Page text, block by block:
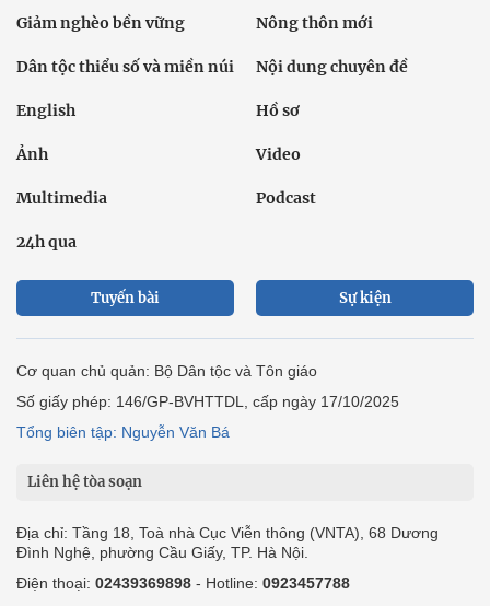
Giảm nghèo bền vững Nông thôn mới
Dân tộc thiểu số và miền núi Nội dung chuyên đề
English Hồ sơ
Ảnh Video
Multimedia Podcast
24h qua
Tuyến bài Sự kiện
Cơ quan chủ quản: Bộ Dân tộc và Tôn giáo
Số giấy phép: 146/GP-BVHTTDL, cấp ngày 17/10/2025
Tổng biên tập: Nguyễn Văn Bá
Liên hệ tòa soạn
Địa chỉ: Tầng 18, Toà nhà Cục Viễn thông (VNTA), 68 Dương
Đình Nghệ, phường Cầu Giấy, TP. Hà Nội.
Điện thoại: 02439369898 - Hotline: 0923457788